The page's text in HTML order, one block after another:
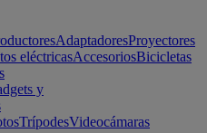
AdaptadoresProyectores
eléctricasAccesoriosBicicletas
y
TrípodesVideocámaras